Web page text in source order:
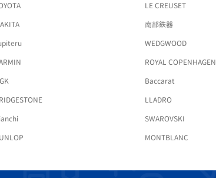
LE CREUSET
南部鉄器
WEDGWOOD
ROYAL COPENHAGEN
Baccarat
LLADRO
SWAROVSKI
MONTBLANC